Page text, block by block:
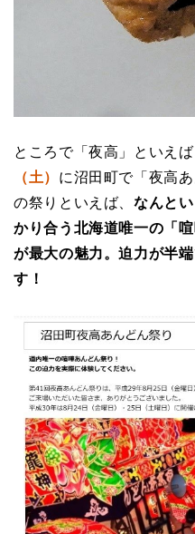
ところで「夜高」といえ
（土） に沼田町で「夜高
の祭りといえば、なんと
かり合う北海道唯一の「
が最大の魅力。迫力が半
す！